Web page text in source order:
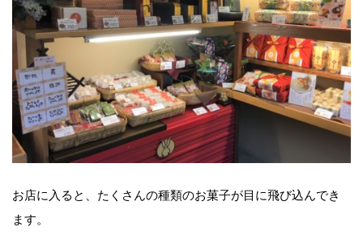
お店に入ると、たくさんの種類のお菓子が目に飛び込んでき
ます。